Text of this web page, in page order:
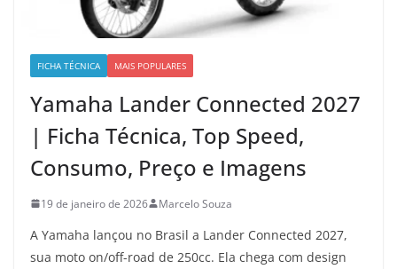
FICHA TÉCNICA MAIS POPULARES
Yamaha Lander Connected 2027
| Ficha Técnica, Top Speed,
Consumo, Preço e Imagens
19 de janeiro de 2026 Marcelo Souza
A Yamaha lançou no Brasil a Lander Connected 2027,
sua moto on/off-road de 250cc. Ela chega com design